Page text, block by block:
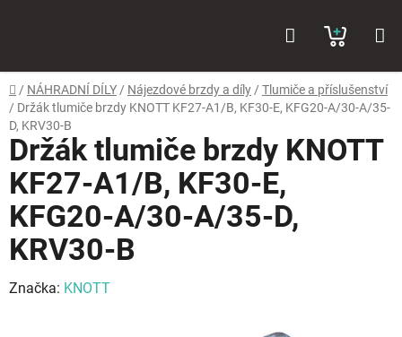
KOŠÍK
Domů
/ NÁHRADNÍ DÍLY / Nájezdové brzdy a díly / Tlumiče a příslušenství
/ Držák tlumiče brzdy KNOTT KF27-A1/B, KF30-E, KFG20-A/30-A/35-
D, KRV30-B
Držák tlumiče brzdy KNOTT
KF27-A1/B, KF30-E,
KFG20-A/30-A/35-D,
KRV30-B
Značka: KNOTT